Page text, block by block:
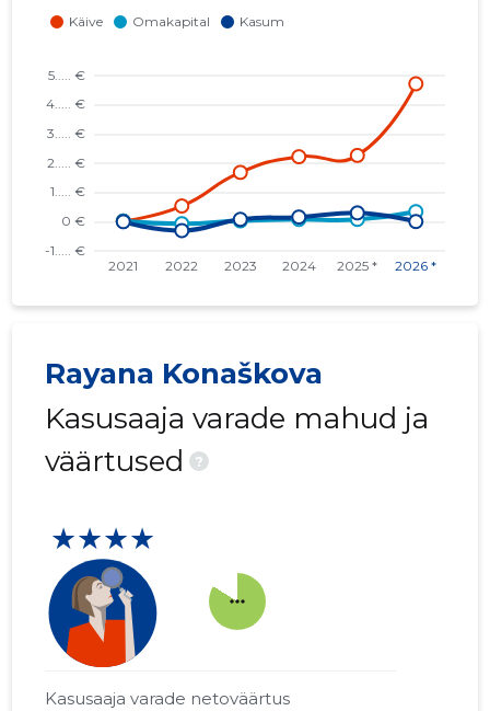
Rayana Konaškova
Kasusaaja varade mahud ja
väärtused
?
★★★★
more_horiz
Kasusaaja varade netoväärtus